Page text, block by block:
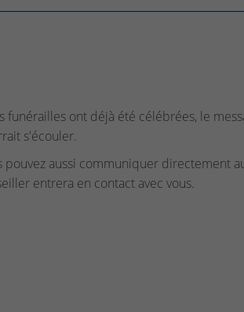
funérailles ont déjà été célébrées, le
s'écouler.
pouvez aussi communiquer directement
entrera en contact avec vous.